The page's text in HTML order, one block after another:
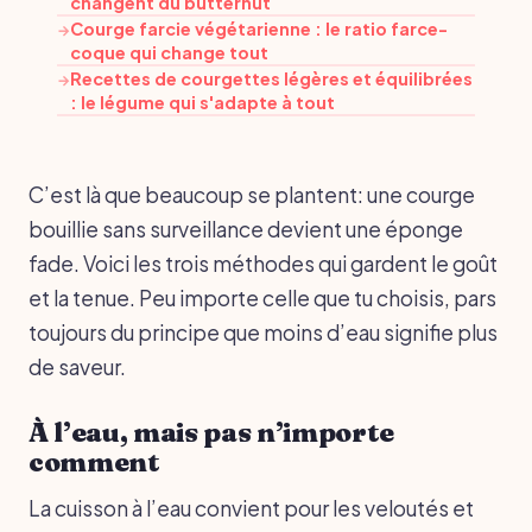
→Courge farcie végétarienne : le ratio farce-
coque qui change tout
→Recettes de courgettes légères et équilibrées
: le légume qui s'adapte à tout
C’est là que beaucoup se plantent: une courge
bouillie sans surveillance devient une éponge
fade. Voici les trois méthodes qui gardent le goût
et la tenue. Peu importe celle que tu choisis, pars
toujours du principe que moins d’eau signifie plus
de saveur.
À l’eau, mais pas n’importe
comment
La cuisson à l’eau convient pour les veloutés et